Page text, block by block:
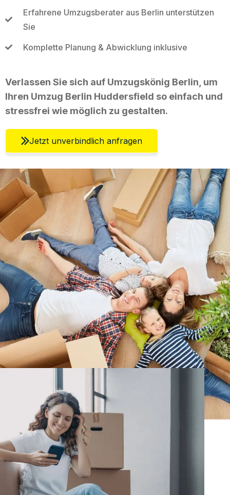
Erfahrene Umzugsberater aus Berlin unterstützen
Sie
Komplette Planung & Abwicklung inklusive
Verlassen Sie sich auf Umzugskönig Berlin, um
Ihren Umzug Berlin Huddersfield so einfach und
stressfrei wie möglich zu gestalten.
Jetzt unverbindlich anfragen